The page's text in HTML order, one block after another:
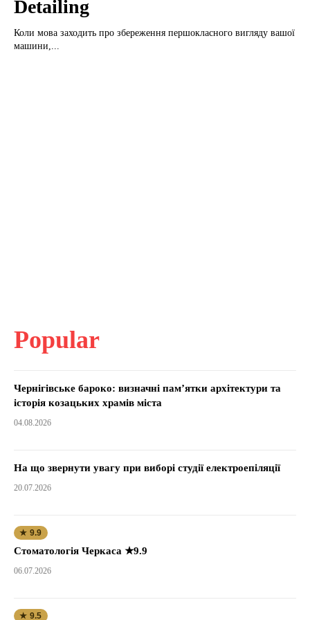
Detailing
Коли мова заходить про збереження першокласного вигляду вашої
машини,...
Popular
Чернігівське бароко: визначні пам’ятки архітектури та
історія козацьких храмів міста
04.08.2026
На що звернути увагу при виборі студії електроепіляції
20.07.2026
★ 9.9
Стоматологія Черкаса ★9.9
06.07.2026
★ 9.5